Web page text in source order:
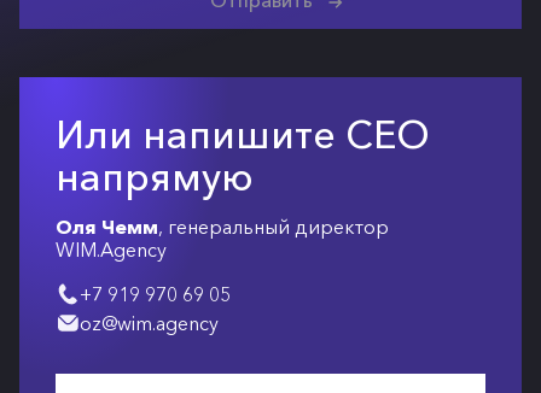
Или напишите СЕО
напрямую
Оля Чемм, генеральный директор
WIM.Agency
+7 919 970 69 05
oz@wim.agency